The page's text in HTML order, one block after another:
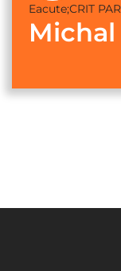
Eacute;CRIT PAR